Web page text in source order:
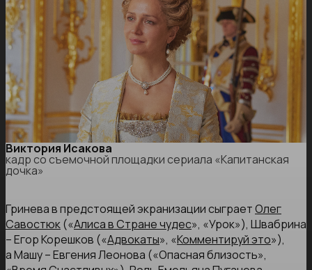
Виктория Исакова
кадр со съемочной площадки сериала «Капитанская
дочка»
Гринева в предстоящей экранизации сыграетОлег
Савостюк(«Алиса в Стране чудес», «Урок»), Швабрина
– Егор Корешков («Адвокаты», «Комментируй это»),
а Машу – Евгения Леонова («Опасная близость»,